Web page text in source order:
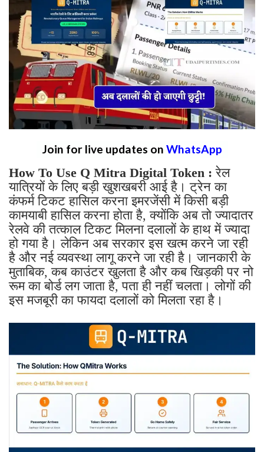
Join for live updates on WhatsApp
How To Use Q Mitra Digital Token : रेल
यात्रियों के लिए बड़ी खुशखबरी आई है। ट्रेन का
कंफर्म टिकट हासिल करना इमरजेंसी में किसी बड़ी
कामयाबी हासिल करना होता है, क्योंकि अब तो ज्यादातर
रेलवे की तत्काल टिकट मिलना दलालों के हाथ में ज्यादा
हो गया है। लेकिन अब सरकार इस खत्म करने जा रही
है और नई व्यवस्था लागू करने जा रही है। जानकारी के
मुताबिक, कब काउंटर खुलता है और कब खिड़की पर नो
रूम का बोर्ड लग जाता है, पता ही नहीं चलता। लोगों की
इस मजबूरी का फायदा दलालों को मिलता रहा है।